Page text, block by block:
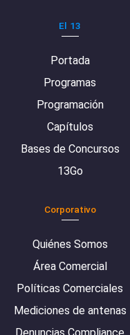
El 13
Portada
Programas
Programación
Capítulos
Bases de Concursos
13Go
Corporativo
Quiénes Somos
Área Comercial
Políticas Comerciales
Mediciones de antenas